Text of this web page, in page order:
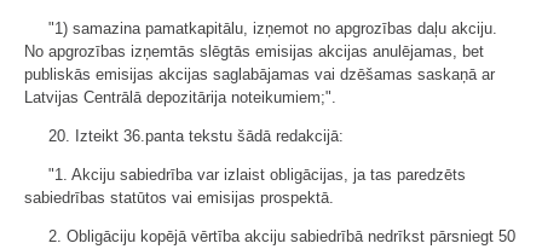
"1) samazina pamatkapitālu, izņemot no apgrozības daļu akciju.
No apgrozības izņemtās slēgtās emisijas akcijas anulējamas, bet
publiskās emisijas akcijas saglabājamas vai dzēšamas saskaņā ar
Latvijas Centrālā depozitārija noteikumiem;".
20. Izteikt 36.panta tekstu šādā redakcijā:
"1. Akciju sabiedrība var izlaist obligācijas, ja tas paredzēts
sabiedrības statūtos vai emisijas prospektā.
2. Obligāciju kopējā vērtība akciju sabiedrībā nedrīkst pārsniegt 50